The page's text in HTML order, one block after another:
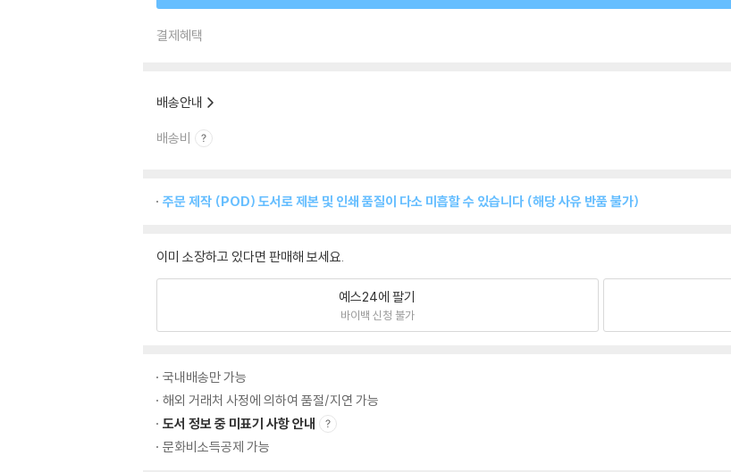
결제혜택
배송안내
배송비
주문 제작 (POD) 도서로 제본 및 인쇄 품질이 다소 미흡할 수 있습니다 (해당 사유 반품 불가)
이미 소장하고 있다면 판매해 보세요.
예스24에 팔기
바이백 신청 불가
국내배송만 가능
해외 거래처 사정에 의하여 품절/지연 가능
도서 정보 중 미표기 사항 안내
문화비소득공제 가능